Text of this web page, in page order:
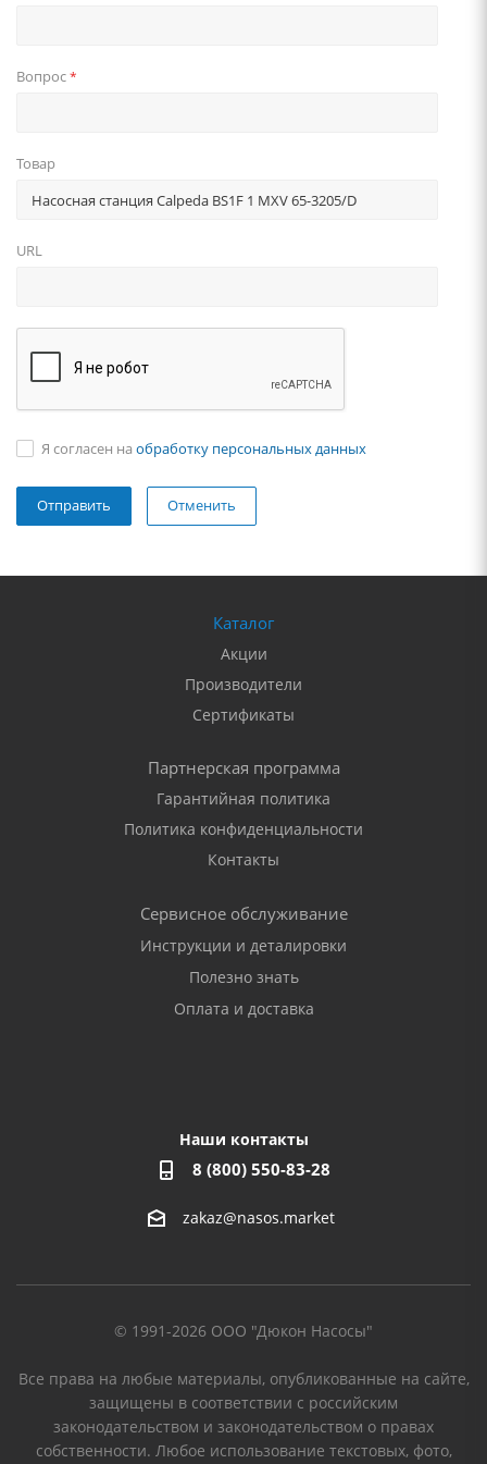
Вопрос*
Товар
URL
Я согласен на обработку персональных данных
Отменить
Каталог
Акции
Производители
Сертификаты
Партнерская программа
Гарантийная политика
Политика конфиденциальности
Контакты
Сервисное обслуживание
Инструкции и деталировки
Полезно знать
Оплата и доставка
Наши контакты
8 (800) 550-83-28
zakaz@nasos.market
© 1991-2026 ООО "Дюкон Насосы"
Все права на любые материалы, опубликованные на сайте,
защищены в соответствии с российским
законодательством и законодательством о правах
собственности. Любое использование текстовых, фото,